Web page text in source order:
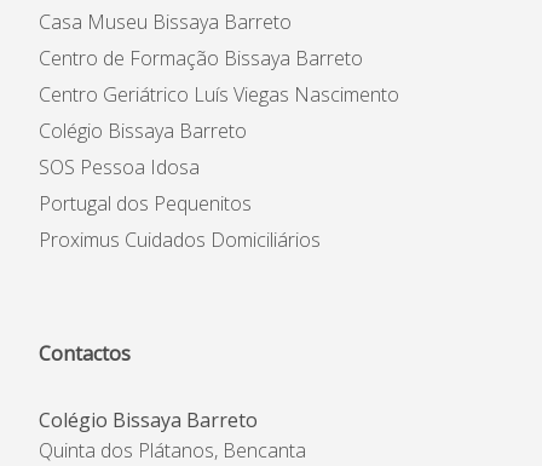
Casa Museu Bissaya Barreto
Centro de Formação Bissaya Barreto
Centro Geriátrico Luís Viegas Nascimento
Colégio Bissaya Barreto
SOS Pessoa Idosa
Portugal dos Pequenitos
Proximus Cuidados Domiciliários
Contactos
Colégio Bissaya Barreto
Quinta dos Plátanos, Bencanta